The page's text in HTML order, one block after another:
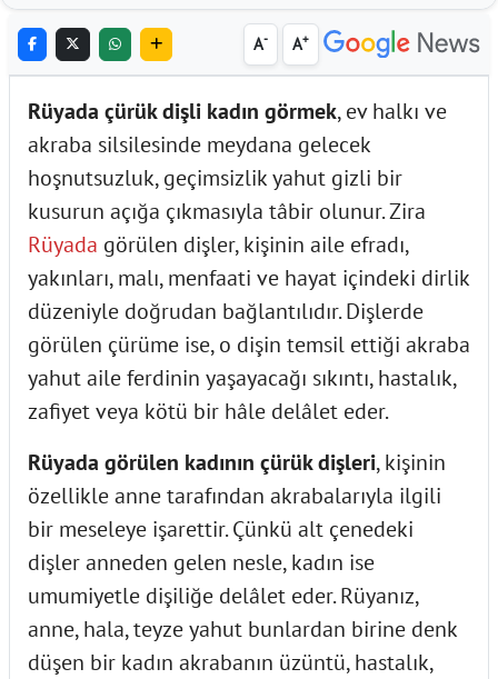
A- A+
Rüyada çürük dişli kadın görmek, ev halkı ve
akraba silsilesinde meydana gelecek
hoşnutsuzluk, geçimsizlik yahut gizli bir
kusurun açığa çıkmasıyla tâbir olunur. Zira
Rüyada görülen dişler, kişinin aile efradı,
yakınları, malı, menfaati ve hayat içindeki dirlik
düzeniyle doğrudan bağlantılıdır. Dişlerde
görülen çürüme ise, o dişin temsil ettiği akraba
yahut aile ferdinin yaşayacağı sıkıntı, hastalık,
zafiyet veya kötü bir hâle delâlet eder.
Rüyada görülen kadının çürük dişleri, kişinin
özellikle anne tarafından akrabalarıyla ilgili
bir meseleye işarettir. Çünkü alt çenedeki
dişler anneden gelen nesle, kadın ise
umumiyetle dişiliğe delâlet eder. Rüyanız,
anne, hala, teyze yahut bunlardan birine denk
düşen bir kadın akrabanın üzüntü, hastalık,